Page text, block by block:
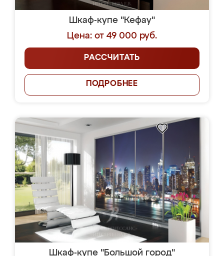
Шкаф-купе "Кефау"
Цена: от 49 000 руб.
РАССЧИТАТЬ
ПОДРОБНЕЕ
Шкаф-купе "Большой город"